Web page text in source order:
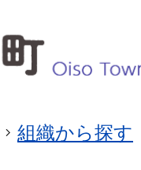
組織から探す